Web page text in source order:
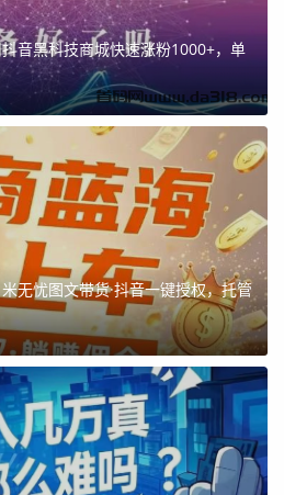
音黑科技商城快速涨粉1000+，单
无忧图文带货·抖音一键授权，托管